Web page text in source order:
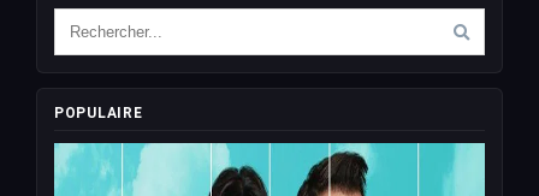
POPULAIRE